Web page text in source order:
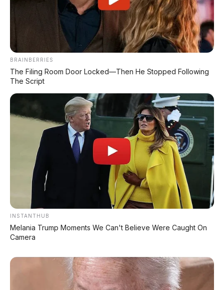
Leapmotor B01: Sedan Listrik Kompak 800V
dengan Range 670 Km
Huawei AITO M9: SUV Premium 903 HP dengan
Turing & Range 1.585 Km
BYD Leopard 8: SUV Off-Road PHEV 748 HP
Siap Tantang Land Cruiser!
MG 4X: SUV Listrik Kompak dengan Baterai
Semi-Solid-State & Range 610 Km
BRAINBERRIES
The Filing Room Door Locked—Then He Stopped Following
The Script
INSTANTHUB
Melania Trump Moments We Can't Believe Were Caught On
Camera